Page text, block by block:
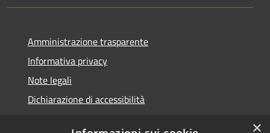
Amministrazione trasparente
Informativa privacy
Note legali
Dichiarazione di accessibilità
×